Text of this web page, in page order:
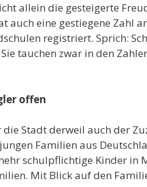
allein die gesteigerte
auch eine gestiegene Zahl
registriert. Sprich:
tauchen zwar in den
offen
Stadt derweil auch der
Familien aus
schulpflichtige Kinder in
Mit Blick auf den